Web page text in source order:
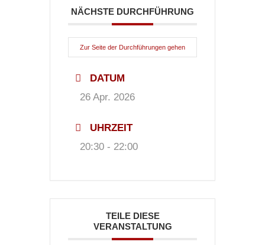
NÄCHSTE DURCHFÜHRUNG
Zur Seite der Durchführungen gehen
DATUM
26 Apr. 2026
UHRZEIT
20:30 - 22:00
TEILE DIESE
VERANSTALTUNG